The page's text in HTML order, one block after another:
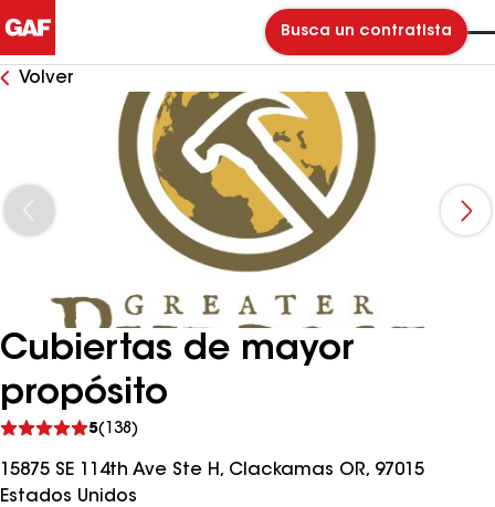
Busca un contratista
Volver
Cubiertas de mayor
propósito
5(138)
Ver
comentarios
15875 SE 114th Ave Ste H, Clackamas OR, 97015
Estados Unidos